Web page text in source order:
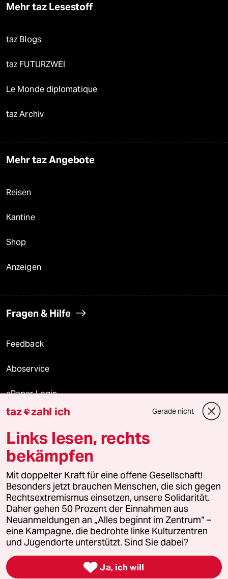
Mehr taz Lesestoff
taz Blogs
taz FUTURZWEI
Le Monde diplomatique
taz Archiv
Mehr taz Angebote
Reisen
Kantine
Shop
Anzeigen
Fragen & Hilfe
Feedback
Aboservice
ePaper Login
Downloads für Abonnierende
© 2026 taz Verlags und Vertriebs GmbH
Alle Rechte vorbehalten. Bei rechtlichen Fragen oder für Genehmigungen
wenden Sie sich bitte an lizenzen@taz.de
Feedback Redaktionsstatut Kommune-Richtlinien
Leitlinie Informant Datenschutz Impressum AGB
Seitenwende Einwilligungen widerrufen (Ads)
taz zahl ich Gerade nicht
Links lesen, rechts
bekämpfen
Mit doppelter Kraft für eine offene Gesellschaft!
Besonders jetzt brauchen Menschen, die sich gegen
Rechtsextremismus einsetzen, unsere Solidarität.
Daher gehen 50 Prozent der Einnahmen aus
Neuanmeldungen an „Alles beginnt im Zentrum“ –
eine Kampagne, die bedrohte linke Kulturzentren
und Jugendorte unterstützt. Sind Sie dabei?
 Ja, ich will